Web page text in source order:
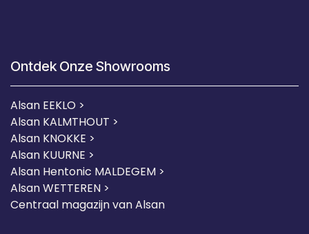
Ontdek Onze Showrooms
Alsan EEKLO >
Alsan KALMTHOUT >
Alsan KNOKKE >
Alsan KUURNE >
Alsan Hentonic MALDEGEM >
Alsan WETTEREN >
Centraal magazijn van Alsan